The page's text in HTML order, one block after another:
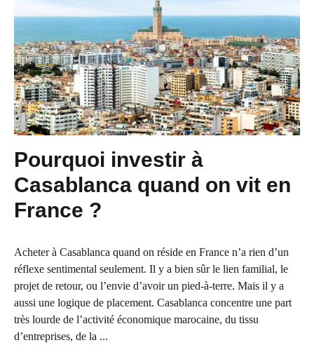
Pourquoi investir à
Casablanca quand on vit en
France ?
Acheter à Casablanca quand on réside en France n’a rien d’un
réflexe sentimental seulement. Il y a bien sûr le lien familial, le
projet de retour, ou l’envie d’avoir un pied-à-terre. Mais il y a
aussi une logique de placement. Casablanca concentre une part
très lourde de l’activité économique marocaine, du tissu
d’entreprises, de la ...